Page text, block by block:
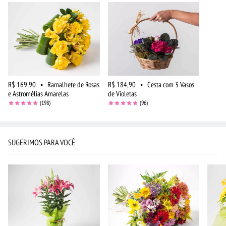
R$ 169,90 • Ramalhete de Rosas
e Astromélias Amarelas
(198)
R$ 184,90 • Cesta com 3 Vasos
de Violetas
(96)
SUGERIMOS PARA VOCÊ